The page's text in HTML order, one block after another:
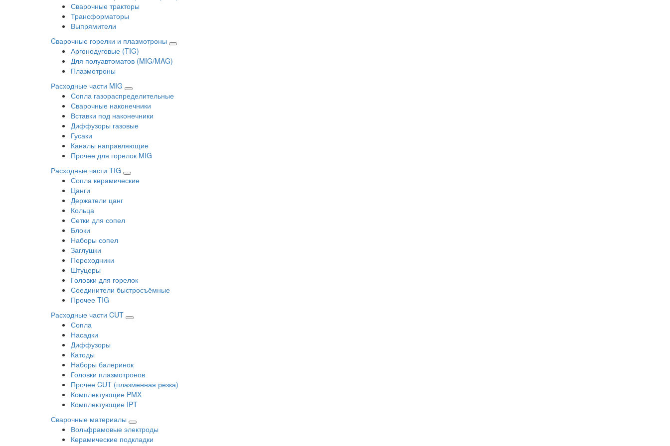
Сварочные тракторы
Трансформаторы
Выпрямители
Cварочные горелки и плазмотроны
Аргонодуговые (TIG)
Для полуавтоматов (MIG/MAG)
Плазмотроны
Расходные части MIG
Сопла газораспределительные
Сварочные наконечники
Вставки под наконечники
Диффузоры газовые
Гусаки
Каналы направляющие
Прочее для горелок MIG
Расходные части TIG
Сопла керамические
Цанги
Держатели цанг
Кольца
Сетки для сопел
Блоки
Наборы сопел
Заглушки
Переходники
Штуцеры
Головки для горелок
Соединители быстросъёмные
Прочее TIG
Расходные части CUT
Сопла
Насадки
Диффузоры
Катоды
Наборы балеринок
Головки плазмотронов
Прочее CUT (плазменная резка)
Комплектующие PMX
Комплектующие IPT
Сварочные материалы
Вольфрамовые электроды
Керамические подкладки